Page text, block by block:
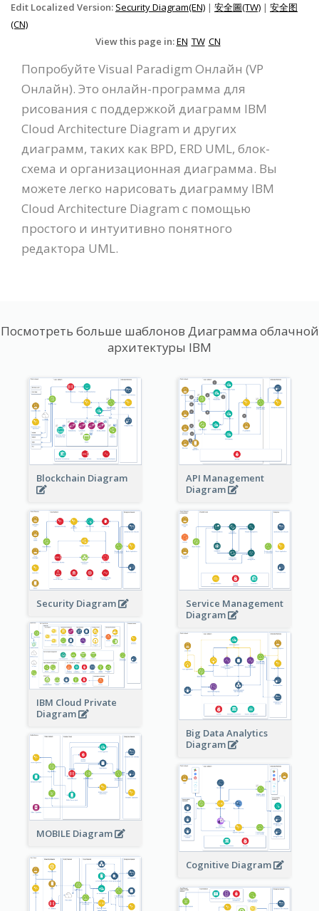
Edit Localized Version: Security Diagram(EN) | 安全圖(TW) | 安全图
(CN)
View this page in:EN TW CN
Попробуйте Visual Paradigm Онлайн (VP
Онлайн). Это онлайн-программа для
рисования с поддержкой диаграмм IBM
Cloud Architecture Diagram и других
диаграмм, таких как BPD, ERD UML, блок-
схема и организационная диаграмма. Вы
можете легко нарисовать диаграмму IBM
Cloud Architecture Diagram с помощью
простого и интуитивно понятного
редактора UML.
Посмотреть больше шаблонов Диаграмма облачной
архитектуры IBM
Blockchain Diagram
API Management
Diagram
Security Diagram
Service Management
Diagram
IBM Cloud Private
Diagram
Big Data Analytics
Diagram
MOBILE Diagram
Cognitive Diagram